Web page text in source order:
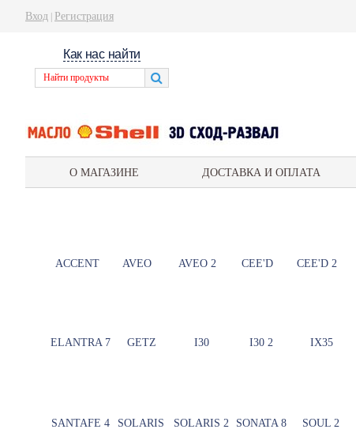
Вход Регистрация
Как нас найти
О МАГАЗИНЕ ДОСТАВКА И ОПЛАТА
ACCENT AVEO AVEO 2 CEE'D CEE'D 2
ELANTRA 7 GETZ I30 I30 2 IX35
SANTAFE 4 SOLARIS SOLARIS 2 SONATA 8 SOUL 2